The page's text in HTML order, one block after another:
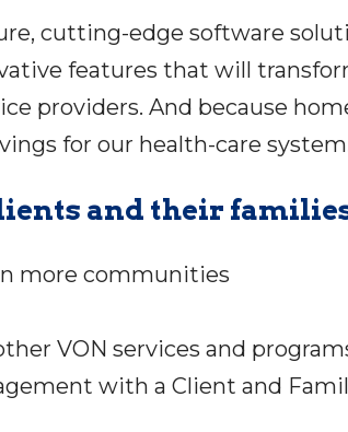
cutting-edge software
features that will
providers. And because
for our health-care
and their
more communities
VON services and
with a Client and